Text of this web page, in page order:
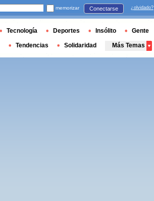
memorizar Conectarse ¿olvidado?
Tecnología Deportes Insólito Gente
Tendencias Solidaridad Más Temas